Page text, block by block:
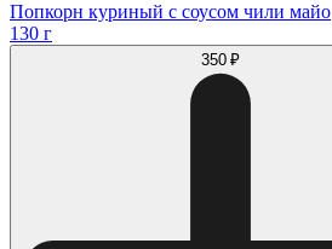
Попкорн куриный с соусом чили майо
130 г
350 ₽